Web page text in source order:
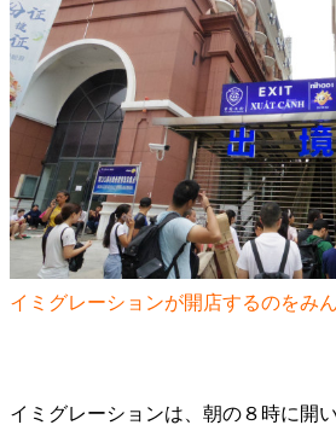
イミグレーションが開店するのをみ
イミグレーションは、朝の８時に開